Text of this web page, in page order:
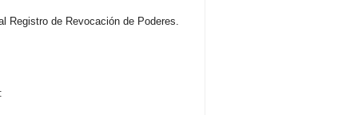
Registro de Revocación de Poderes.